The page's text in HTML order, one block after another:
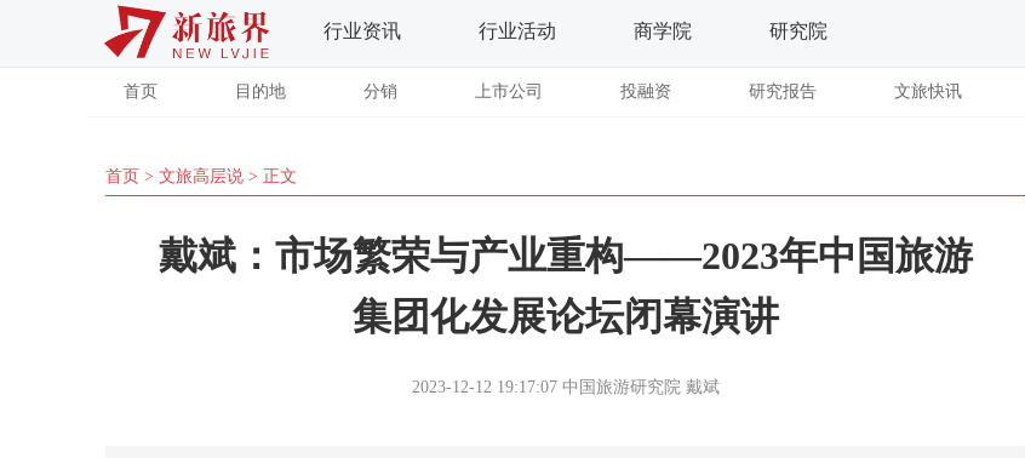
行业资讯 行业活动 商学院 研究院
首页 目的地 分销 上市公司 投融资 研究报告 文旅快讯
首页 > 文旅高层说 > 正文
戴斌：市场繁荣与产业重构——2023年中国旅游
集团化发展论坛闭幕演讲
2023-12-12 19:17:07 中国旅游研究院 戴斌